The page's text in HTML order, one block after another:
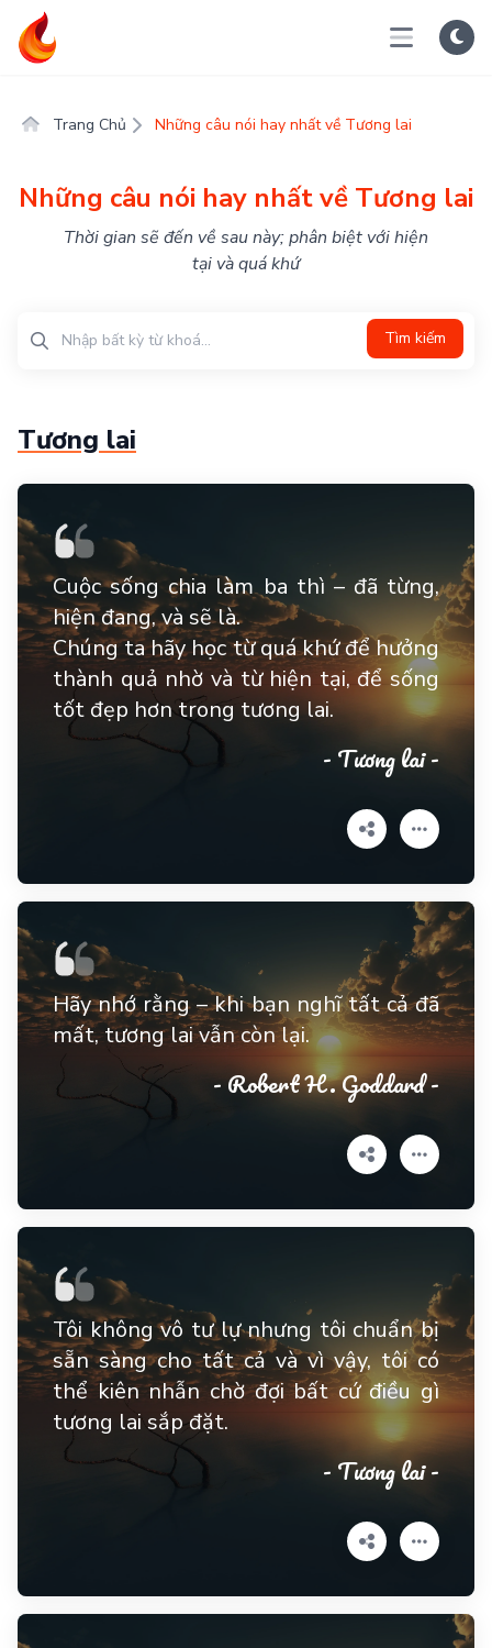
Trang Chủ Những câu nói hay nhất về Tương lai
Những câu nói hay nhất về Tương lai
Thời gian sẽ đến về sau này; phân biệt với hiện
tại và quá khứ
Tìm kiếm
Tương lai
Cuộc sống chia làm ba thì – đã từng,
hiện đang, và sẽ là.
Chúng ta hãy học từ quá khứ để hưởng
thành quả nhờ và từ hiện tại, để sống
tốt đẹp hơn trong tương lai.
- Tương lai -
Hãy nhớ rằng – khi bạn nghĩ tất cả đã
mất, tương lai vẫn còn lại.
- Robert H. Goddard -
Tôi không vô tư lự nhưng tôi chuẩn bị
sẵn sàng cho tất cả và vì vậy, tôi có
thể kiên nhẫn chờ đợi bất cứ điều gì
tương lai sắp đặt.
- Tương lai -